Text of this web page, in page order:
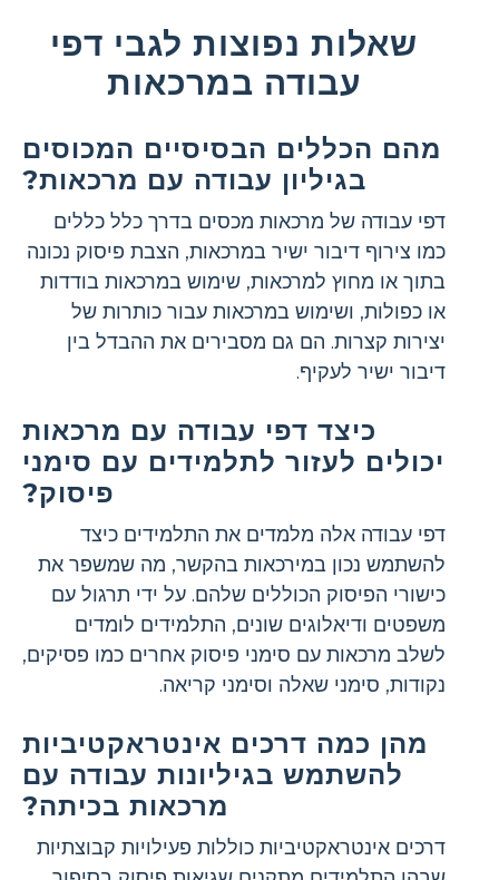
שאלות נפוצות לגבי דפי
עבודה במרכאות
מהם הכללים הבסיסיים המכוסים
בגיליון עבודה עם מרכאות?
דפי עבודה של מרכאות מכסים בדרך כלל כללים
כמו צירוף דיבור ישיר במרכאות, הצבת פיסוק נכונה
בתוך או מחוץ למרכאות, שימוש במרכאות בודדות
או כפולות, ושימוש במרכאות עבור כותרות של
יצירות קצרות. הם גם מסבירים את ההבדל בין
דיבור ישיר לעקיף.
כיצד דפי עבודה עם מרכאות
יכולים לעזור לתלמידים עם סימני
פיסוק?
דפי עבודה אלה מלמדים את התלמידים כיצד
להשתמש נכון במירכאות בהקשר, מה שמשפר את
כישורי הפיסוק הכוללים שלהם. על ידי תרגול עם
משפטים ודיאלוגים שונים, התלמידים לומדים
לשלב מרכאות עם סימני פיסוק אחרים כמו פסיקים,
נקודות, סימני שאלה וסימני קריאה.
מהן כמה דרכים אינטראקטיביות
להשתמש בגיליונות עבודה עם
מרכאות בכיתה?
דרכים אינטראקטיביות כוללות פעילויות קבוצתיות